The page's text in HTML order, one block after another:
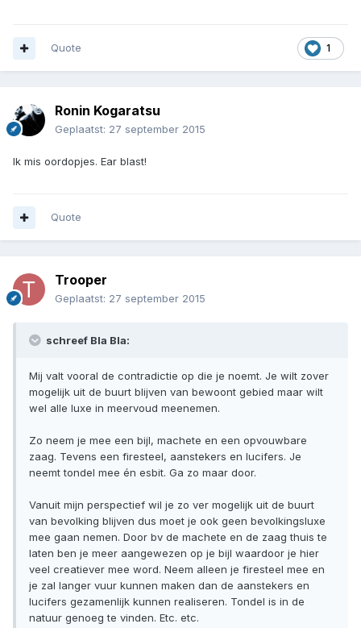
1
Quote
Ronin Kogaratsu
Geplaatst: 27 september 2015
Ik mis oordopjes. Ear blast!
Quote
Trooper
Geplaatst: 27 september 2015
schreef Bla Bla:
Mij valt vooral de contradictie op die je noemt. Je wilt zover
mogelijk uit de buurt blijven van bewoont gebied maar wilt
wel alle luxe in meervoud meenemen.
Zo neem je mee een bijl, machete en een opvouwbare
zaag. Tevens een firesteel, aanstekers en lucifers. Je
neemt tondel mee én esbit. Ga zo maar door.
Vanuit mijn perspectief wil je zo ver mogelijk uit de buurt
van bevolking blijven dus moet je ook geen bevolkingsluxe
mee gaan nemen. Door bv de machete en de zaag thuis te
laten ben je meer aangewezen op je bijl waardoor je hier
veel creatiever mee word. Neem alleen je firesteel mee en
je zal langer vuur kunnen maken dan de aanstekers en
lucifers gezamenlijk kunnen realiseren. Tondel is in de
natuur genoeg te vinden. Etc. etc.